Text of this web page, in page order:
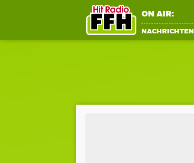
ON AIR:
NACHRICHTEN